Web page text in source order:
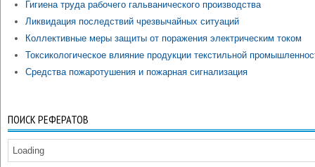
Гигиена труда рабочего гальванического производства
Ликвидация последствий чрезвычайных ситуаций
Коллективные меры защиты от поражения электрическим током
Токсикологическое влияние продукции текстильной
Средства пожаротушения и пожарная сигнализация
ПОИСК РЕФЕРАТОВ
Loading